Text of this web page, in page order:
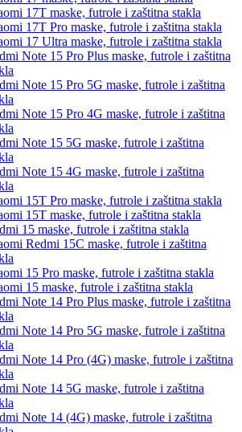
17T maske, futrole i zaštitna stakla
17T Pro maske, futrole i zaštitna stakla
17 Ultra maske, futrole i zaštitna stakla
Note 15 Pro Plus maske, futrole i zaštitna
Note 15 Pro 5G maske, futrole i zaštitna
Note 15 Pro 4G maske, futrole i zaštitna
Note 15 5G maske, futrole i zaštitna
Note 15 4G maske, futrole i zaštitna
15T Pro maske, futrole i zaštitna stakla
15T maske, futrole i zaštitna stakla
15 maske, futrole i zaštitna stakla
Redmi 15C maske, futrole i zaštitna
15 Pro maske, futrole i zaštitna stakla
15 maske, futrole i zaštitna stakla
Note 14 Pro Plus maske, futrole i zaštitna
Note 14 Pro 5G maske, futrole i zaštitna
Note 14 Pro (4G) maske, futrole i zaštitna
Note 14 5G maske, futrole i zaštitna
Note 14 (4G) maske, futrole i zaštitna